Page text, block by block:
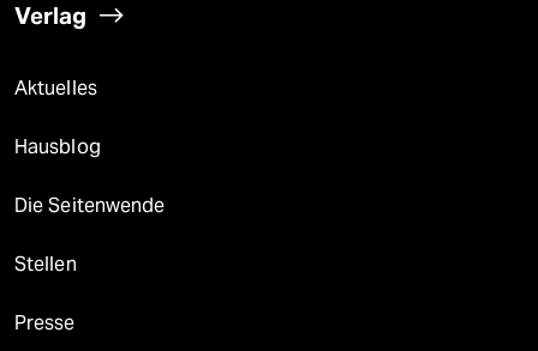
Verlag
Aktuelles
Hausblog
Die Seitenwende
Stellen
Presse